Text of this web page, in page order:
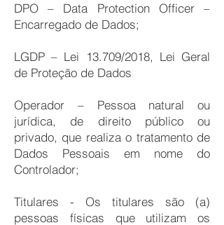
DPO – Data Protection Officer –
Encarregado de Dados;
LGDP – Lei 13.709/2018, Lei Geral
de Proteção de Dados
Operador – Pessoa natural ou
jurídica, de direito público ou
privado, que realiza o tratamento de
Dados Pessoais em nome do
Controlador;
Titulares - Os titulares são (a)
pessoas físicas que utilizam os